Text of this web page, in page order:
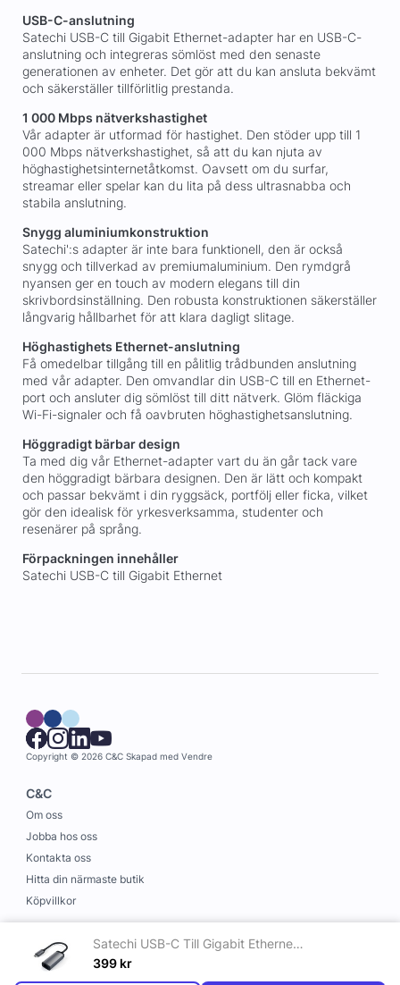
Satechi USB-C Till Gigabit Ethernet - Rymdgrå
399 kr
USB-C-anslutning
Satechi USB-C till Gigabit Ethernet-adapter har en USB-C-
anslutning och integreras sömlöst med den senaste
generationen av enheter. Det gör att du kan ansluta bekvämt
och säkerställer tillförlitlig prestanda.
1 000 Mbps nätverkshastighet
Vår adapter är utformad för hastighet. Den stöder upp till 1
000 Mbps nätverkshastighet, så att du kan njuta av
höghastighetsinternetåtkomst. Oavsett om du surfar,
streamar eller spelar kan du lita på dess ultrasnabba och
stabila anslutning.
Snygg aluminiumkonstruktion
Satechi':s adapter är inte bara funktionell, den är också
snygg och tillverkad av premiumaluminium. Den rymdgrå
nyansen ger en touch av modern elegans till din
skrivbordsinställning. Den robusta konstruktionen säkerställer
långvarig hållbarhet för att klara dagligt slitage.
Höghastighets Ethernet-anslutning
Få omedelbar tillgång till en pålitlig trådbunden anslutning
med vår adapter. Den omvandlar din USB-C till en Ethernet-
port och ansluter dig sömlöst till ditt nätverk. Glöm fläckiga
Wi-Fi-signaler och få oavbruten höghastighetsanslutning.
Höggradigt bärbar design
Ta med dig vår Ethernet-adapter vart du än går tack vare
den höggradigt bärbara designen. Den är lätt och kompakt
och passar bekvämt i din ryggsäck, portfölj eller ficka, vilket
gör den idealisk för yrkesverksamma, studenter och
resenärer på språng.
Förpackningen innehåller
Satechi USB-C till Gigabit Ethernet
Copyright © 2026 C&C Skapad med Vendre
C&C
Om oss
Jobba hos oss
Kontakta oss
Hitta din närmaste butik
Köpvillkor
Information
Leverans och betalning